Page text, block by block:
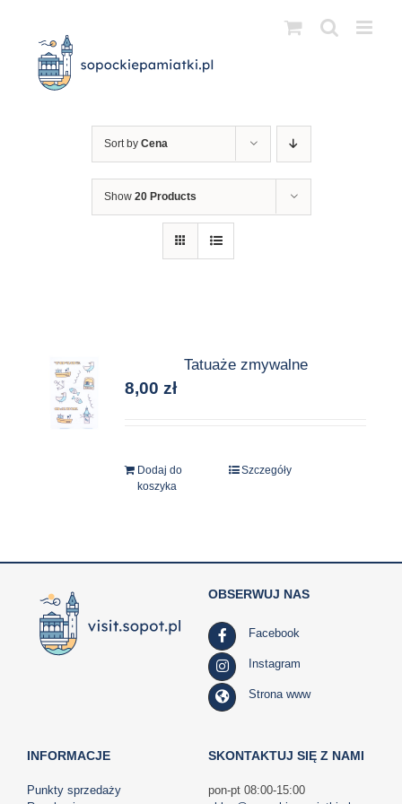
zawartości
Sort by Cena
Show 20 Products
Tatuaże zmywalne
8,00zł
Dodaj do
koszyka
Szczegóły
INFORMACJE
Punkty sprzedaży
OBSERWUJ NAS
Facebook
Instagram
Strona www
SKONTAKTUJ SIĘ Z NAMI
pon-pt 08:00-15:00